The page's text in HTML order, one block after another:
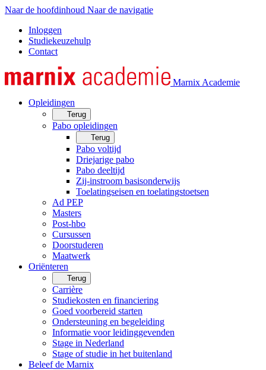
Naar de hoofdinhoud Naar de navigatie
Inloggen
Studiekeuzehulp
Contact
Marnix Academie
Opleidingen
Terug
Pabo opleidingen
Terug
Pabo voltijd
Driejarige pabo
Pabo deeltijd
Zij-instroom basisonderwijs
Toelatingseisen en toelatingstoetsen
Ad PEP
Masters
Post-hbo
Cursussen
Doorstuderen
Maatwerk
Oriënteren
Terug
Carrière
Studiekosten en financiering
Goed voorbereid starten
Ondersteuning en begeleiding
Informatie voor leidinggevenden
Stage in Nederland
Stage of studie in het buitenland
Beleef de Marnix